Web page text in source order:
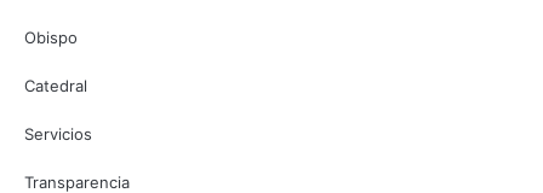
Obispo
Catedral
Servicios
Transparencia